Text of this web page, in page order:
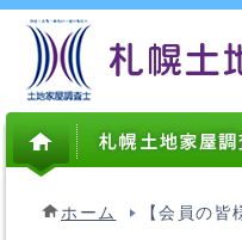
ホーム 【会員の